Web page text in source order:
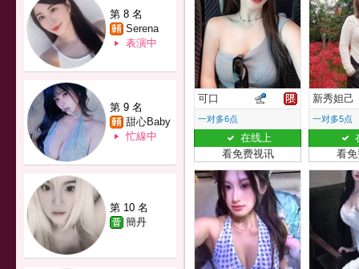
第 8 名
Serena
表演中
第 9 名
甜心Baby
忙線中
第 10 名
簡丹
可口
一对多6点
在线上
看免费视讯
新秀妲己
一对多5点
看